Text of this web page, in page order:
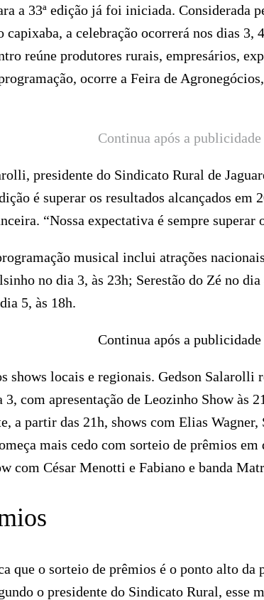
a 33ª edição já foi iniciada. Considerada
capixaba, a celebração ocorrerá nos dias
reúne produtores rurais, empresários,
ocorre a Feira de
Continua após a publicidade
presidente do Sindicato Rural de
é superar os resultados alcançados em
“Nossa expectativa é sempre superar
musical inclui atrações
no dia 3, às 23h; Serestão do Zé no
5, às 18h.
Continua após a publicidade
shows locais e regionais. Gedson Salarolli
3, com apresentação de Leozinho Show às
a partir das 21h, shows com Elias
mais cedo com sorteio de prêmios
com César Menotti e Fabiano e banda
que o sorteio de prêmios é o ponto alto da
o presidente do Sindicato Rural, esse